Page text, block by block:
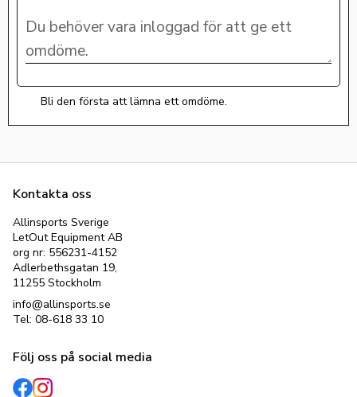
Bli den första att lämna ett omdöme.
Kontakta oss
Allinsports Sverige
LetOut Equipment AB
org nr: 556231-4152
Adlerbethsgatan 19,
11255 Stockholm
info@allinsports.se
Tel: 08-618 33 10
Följ oss på social media